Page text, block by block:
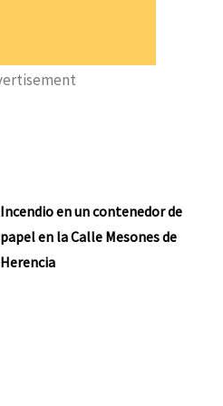
Incendio en un contenedor de
papel en la Calle Mesones de
Herencia